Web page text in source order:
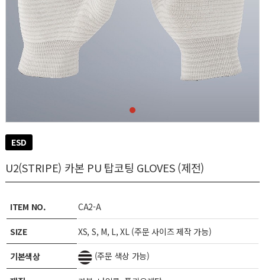
ESD
U2(STRIPE) 카본 PU 탑코팅 GLOVES (제전)
ITEM NO. CA2-A
SIZE XS, S, M, L, XL (주문 사이즈 제작 가능)
기본색상 (주문 색상 가능)